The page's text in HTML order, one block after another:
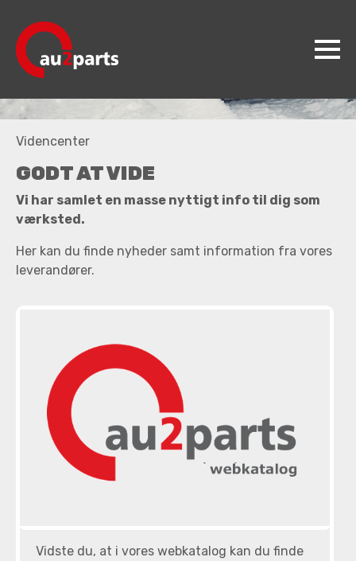
au2parts
Produkter
Videncenter
Koncepter
Kontakt
Jobs
Videncenter
GODT AT VIDE
Vi har samlet en masse nyttigt info til dig som
værksted.
Her kan du finde nyheder samt information fra vores
leverandører.
Vidste du, at i vores webkatalog kan du finde